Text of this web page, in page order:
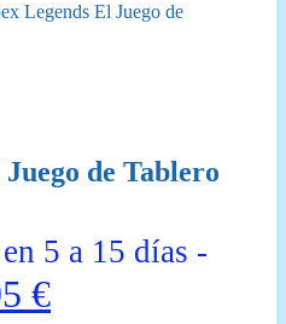
Legends El Juego de
de Tablero
5 a 15 días -
€El